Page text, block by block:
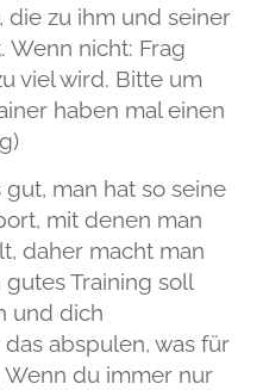
die zu ihm und seiner
Wenn nicht: Frag
viel wird. Bitte um
haben mal einen
man hat so seine
mit denen man
daher macht man
Training soll
und dich
abspulen, was für
du immer nur